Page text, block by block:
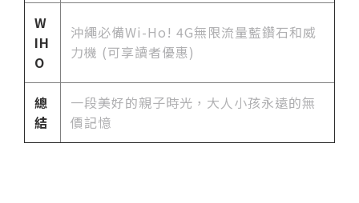
W
IH
O
沖繩必備Wi-Ho! 4G無限流量藍鑽石和威
力機 (可享讀者優惠)
總
結
一段美好的親子時光，大人小孩永遠的無
價記憶